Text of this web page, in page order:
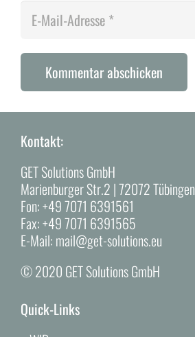
Kommentar abschicken
Kontakt:
GET Solutions GmbH
Marienburger Str.2 | 72072 Tübingen
Fon:+49 7071 6391561
Fax:+49 7071 6391565
E-Mail: mail@get-solutions.eu
© 2020 GET Solutions GmbH
Quick-Links